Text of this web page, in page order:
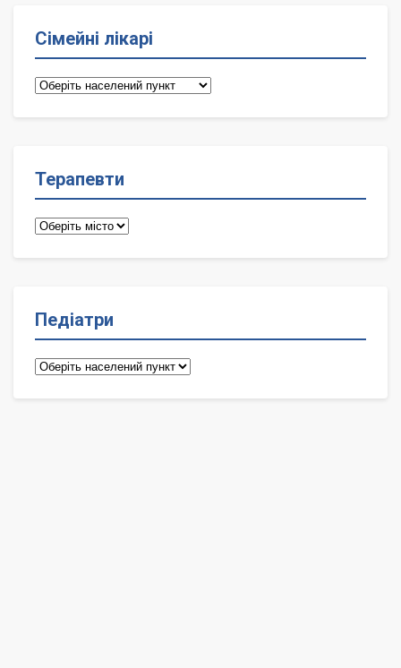
Сімейні лікарі
Сімейні
Терапевти
Терапевти
Педіатри
Педіатри